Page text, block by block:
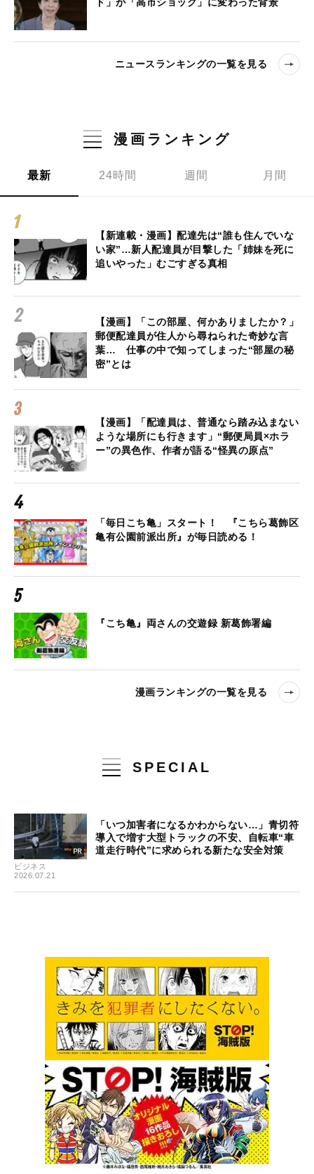
ニュースランキングの一覧を見る
漫画ランキング
最新 24時間 週間 月間
【新連載・漫画】配達先は“誰も住んでいな
い家”…新人配達員が目撃した「姉妹を死に
追いやった」むごすぎる真相
【漫画】「この部屋、何かありましたか？」
郵便配達員が住人から尋ねられた奇妙な言
葉… 仕事の中で知ってしまった“部屋の秘
密”とは
【漫画】「配達員は、普通なら踏み込まない
ような場所にも行きます」“郵便局員×ホラ
ー”の異色作、作者が語る“怪異の原点”
「毎日こち亀」スタート！ 『こちら葛飾区
亀有公園前派出所』が毎日読める！
『こち亀』両さんの交遊録 新葛飾署編
漫画ランキングの一覧を見る
SPECIAL
ビジネス
2026.07.21
「いつ加害者になるかわからない…」青切符
導入で増す大型トラックの不安、自転車“車
道走行時代”に求められる新たな安全対策